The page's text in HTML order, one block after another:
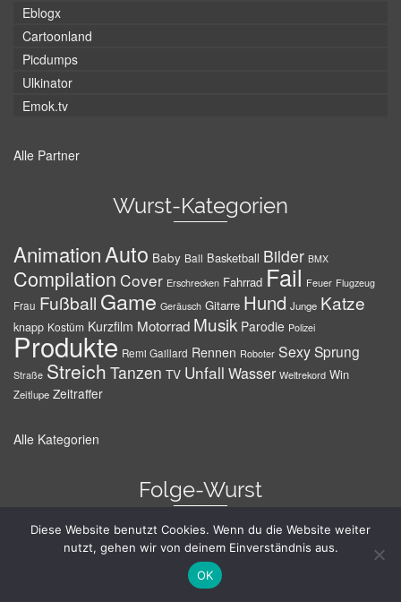
Eblogx
Cartoonland
Picdumps
Ulkinator
Emok.tv
Alle Partner
Wurst-Kategorien
AnimationAuto Baby Ball Basketball Bilder BMX
Compilation Cover Erschrecken Fahrrad Fail Feuer Flugzeug
Frau Fußball Game Geräusch Gitarre Hund Junge Katze
knapp Kostüm Kurzfilm Motorrad Musik Parodie Polizei
Produkte Remi Gaillard Rennen Roboter SexySprung
Straße Streich Tanzen TV Unfall Wasser Weltrekord Win
Zeitlupe Zeitraffer
Alle Kategorien
Folge-Wurst
Diese Website benutzt Cookies. Wenn du die Website weiter
nutzt, gehen wir von deinem Einverständnis aus.
OK